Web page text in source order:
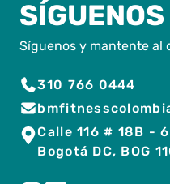
SÍGUENOS
Síguenos y mantente al
310 766 0444
Calle 116 # 18B -
Bogotá DC, BOG